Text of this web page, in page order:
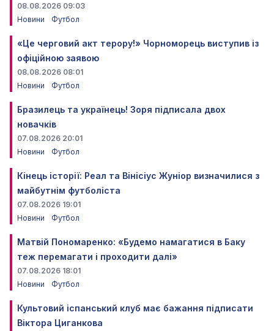
08.08.2026 09:03
Новини
Футбол
«Це черговий акт терору!» Чорноморець виступив із
офіційною заявою
08.08.2026 08:01
Новини
Футбол
Бразилець та українець! Зоря підписала двох
новачків
07.08.2026 20:01
Новини
Футбол
Кінець історії: Реал та Вінісіус Жуніор визначилися з
майбутнім футболіста
07.08.2026 19:01
Новини
Футбол
Матвій Пономаренко: «Будемо намагатися в Баку
теж перемагати і проходити далі»
07.08.2026 18:01
Новини
Футбол
Культовий іспанський клуб має бажання підписати
Віктора Циганкова